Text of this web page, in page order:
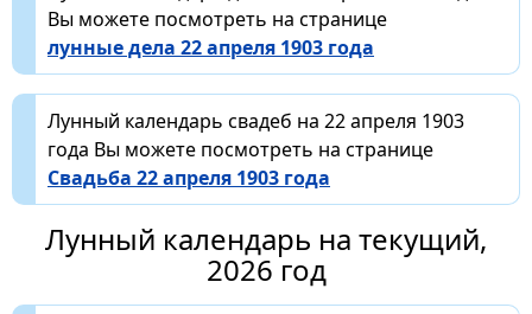
Вы можете посмотреть на странице
лунные дела 22 апреля 1903 года
Лунный календарь свадеб на 22 апреля 1903
года Вы можете посмотреть на странице
Свадьба 22 апреля 1903 года
Лунный календарь на текущий,
2026 год